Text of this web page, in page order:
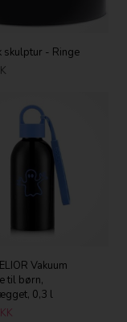
skulptur - Ringe
Vakuum
til børn,
0,3 l